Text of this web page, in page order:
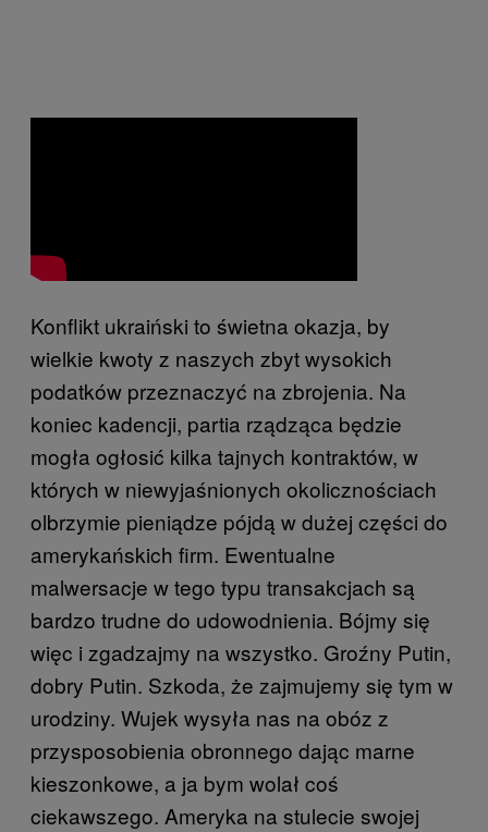
Konflikt ukraiński to świetna okazja, by
wielkie kwoty z naszych zbyt wysokich
podatków przeznaczyć na zbrojenia. Na
koniec kadencji, partia rządząca będzie
mogła ogłosić kilka tajnych kontraktów, w
których w niewyjaśnionych okolicznościach
olbrzymie pieniądze pójdą w dużej części do
amerykańskich firm. Ewentualne
malwersacje w tego typu transakcjach są
bardzo trudne do udowodnienia. Bójmy się
więc i zgadzajmy na wszystko. Groźny Putin,
dobry Putin. Szkoda, że zajmujemy się tym w
urodziny. Wujek wysyła nas na obóz z
przysposobienia obronnego dając marne
kieszonkowe, a ja bym wolał coś
ciekawszego. Ameryka na stulecie swojej